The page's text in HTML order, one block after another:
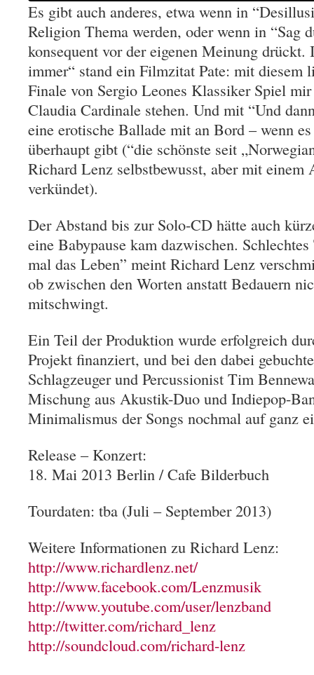
Es gibt auch anderes, etwa wenn in
Religion Thema werden, oder wenn in “Sag
konsequent vor der eigenen Meinung drückt.
immer“ stand ein Filmzitat Pate: mit diesem
Finale von Sergio Leones Klassiker Spiel
Claudia Cardinale stehen. Und mit “Und
eine erotische Ballade mit an Bord – wenn
überhaupt gibt (“die schönste seit
Richard Lenz selbstbewusst, aber mit einem
verkündet).
Der Abstand bis zur Solo-CD hätte auch
eine Babypause kam dazwischen.
mal das Leben” meint Richard Lenz
ob zwischen den Worten anstatt Bedauern
mitschwingt.
Ein Teil der Produktion wurde erfolgreich
Projekt finanziert, und bei den dabei
Schlagzeuger und Percussionist Tim
Mischung aus Akustik-Duo und Indiepop-
Minimalismus der Songs nochmal auf ganz
Release – Konzert:
18. Mai 2013 Berlin / Cafe Bilderbuch
Tourdaten: tba (Juli – September 2013)
Weitere Informationen zu Richard Lenz:
http://www.richardlenz.net/
http://www.facebook.com/Lenzmusik
http://www.youtube.com/user/lenzband
http://twitter.com/richard_lenz
http://soundcloud.com/richard-lenz